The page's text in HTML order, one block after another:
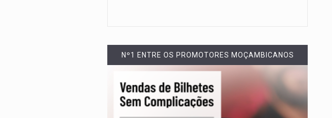
Nº1 ENTRE OS PROMOTORES MOÇAMBICANOS